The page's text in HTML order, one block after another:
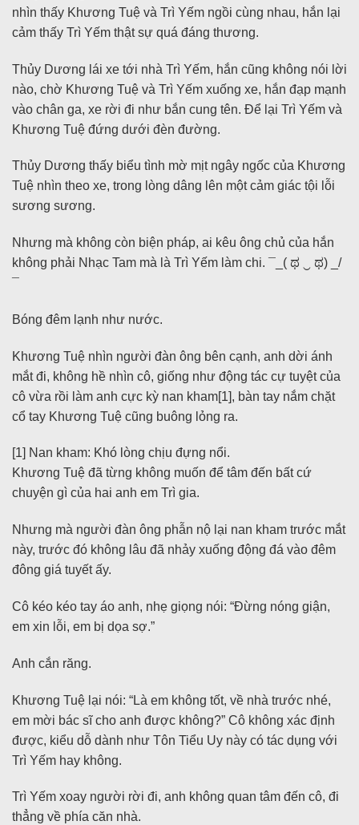
nhìn thấy Khương Tuệ và Trì Yếm ngồi cùng nhau, hắn lại
cảm thấy Trì Yếm thật sự quá đáng thương.
Thủy Dương lái xe tới nhà Trì Yếm, hắn cũng không nói lời
nào, chờ Khương Tuệ và Trì Yếm xuống xe, hắn đạp mạnh
vào chân ga, xe rời đi như bắn cung tên. Để lại Trì Yếm và
Khương Tuệ đứng dưới đèn đường.
Thủy Dương thấy biểu tình mờ mịt ngây ngốc của Khương
Tuệ nhìn theo xe, trong lòng dâng lên một cảm giác tội lỗi
sương sương.
Nhưng mà không còn biện pháp, ai kêu ông chủ của hắn
không phải Nhạc Tam mà là Trì Yếm làm chi. ¯_( ಥ ‿ ಥ) _/
¯
Bóng đêm lạnh như nước.
Khương Tuệ nhìn người đàn ông bên cạnh, anh dời ánh
mắt đi, không hề nhìn cô, giống như động tác cự tuyệt của
cô vừa rồi làm anh cực kỳ nan kham[1], bàn tay nắm chặt
cổ tay Khương Tuệ cũng buông lỏng ra.
[1] Nan kham: Khó lòng chịu đựng nổi.
Khương Tuệ đã từng không muốn để tâm đến bất cứ
chuyện gì của hai anh em Trì gia.
Nhưng mà người đàn ông phẫn nộ lại nan kham trước mắt
này, trước đó không lâu đã nhảy xuống động đá vào đêm
đông giá tuyết ấy.
Cô kéo kéo tay áo anh, nhẹ giọng nói: “Đừng nóng giận,
em xin lỗi, em bị dọa sợ.”
Anh cắn răng.
Khương Tuệ lại nói: “Là em không tốt, về nhà trước nhé,
em mời bác sĩ cho anh được không?” Cô không xác định
được, kiểu dỗ dành như Tôn Tiểu Uy này có tác dụng với
Trì Yếm hay không.
Trì Yếm xoay người rời đi, anh không quan tâm đến cô, đi
thẳng về phía căn nhà.